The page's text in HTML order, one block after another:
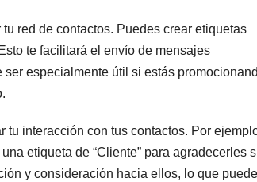
red de contactos. Puedes crear etiquetas
te facilitará el envío de mensajes
especialmente útil si estás
interacción con tus contactos. Por
etiqueta de “Cliente” para agradecerles
y consideración hacia ellos, lo que puede